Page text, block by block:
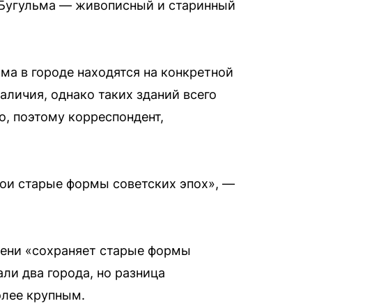
— живописный и старинный
в городе находятся на конкретной
однако таких зданий всего
поэтому корреспондент,
старые формы советских эпох», —
«сохраняет старые формы
два города, но разница
крупным.